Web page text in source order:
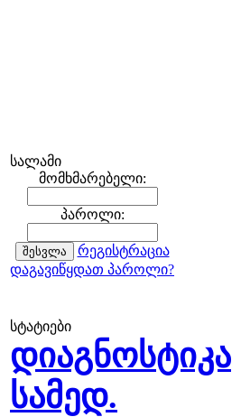
სალამი
მომხმარებელი:
პაროლი:
რეგისტრაცია
დაგავიწყდათ პაროლი?
სტატიები
დიაგნოსტიკა
სამედ.